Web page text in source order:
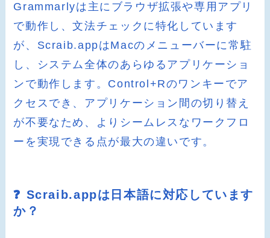
Grammarlyは主にブラウザ拡張や専用アプリ
で動作し、文法チェックに特化しています
が、Scraib.appはMacのメニューバーに常駐
し、システム全体のあらゆるアプリケーショ
ンで動作します。Control+Rのワンキーでア
クセスでき、アプリケーション間の切り替え
が不要なため、よりシームレスなワークフロ
ーを実現できる点が最大の違いです。
❓ Scraib.appは日本語に対応しています
か？